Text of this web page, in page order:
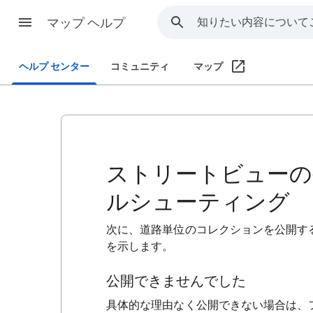
マップ ヘルプ
ヘルプ センター コミュニティ マップ
ストリートビュー
ルシューティング
次に、道路単位のコレクションを公開
を示します。
公開できませんでした
具体的な理由なく公開できない場合は